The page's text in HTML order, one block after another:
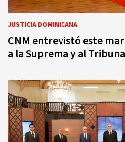
JUSTICIA DOMINICANA
CNM entrevistó este
a la Suprema y al